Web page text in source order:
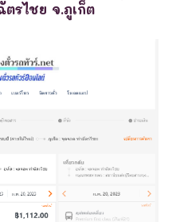
รไชย จ.ภูเก็ต